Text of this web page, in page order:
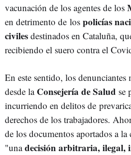
vacunación de los agentes de los
en detrimento de los policías
civiles destinados en Cataluña,
recibiendo el suero contra el
En este sentido, los denunciantes
desde la Consejería de Salud se
incurriendo en delitos de
derechos de los trabajadores.
de los documentos aportados a la
"unadecisión arbitraria, ilegal,